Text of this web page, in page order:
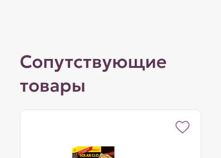
Сопутствующие
товары